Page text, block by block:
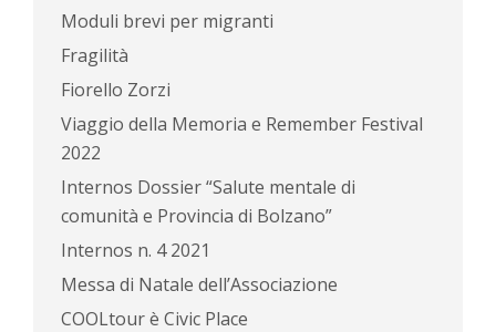
Moduli brevi per migranti
Fragilità
Fiorello Zorzi
Viaggio della Memoria e Remember Festival
2022
Internos Dossier “Salute mentale di
comunità e Provincia di Bolzano”
Internos n. 4 2021
Messa di Natale dell’Associazione
COOLtour è Civic Place